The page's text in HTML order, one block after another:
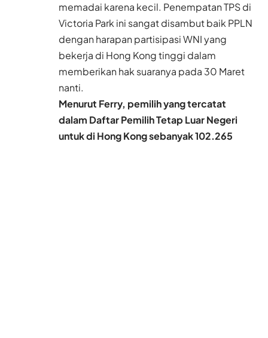
memadai karena kecil. Penempatan TPS di
Victoria Park ini sangat disambut baik PPLN
dengan harapan partisipasi WNI yang
bekerja di Hong Kong tinggi dalam
memberikan hak suaranya pada 30 Maret
nanti.
Menurut Ferry, pemilih yang tercatat
dalam Daftar Pemilih Tetap Luar Negeri
untuk di Hong Kong sebanyak 102.265